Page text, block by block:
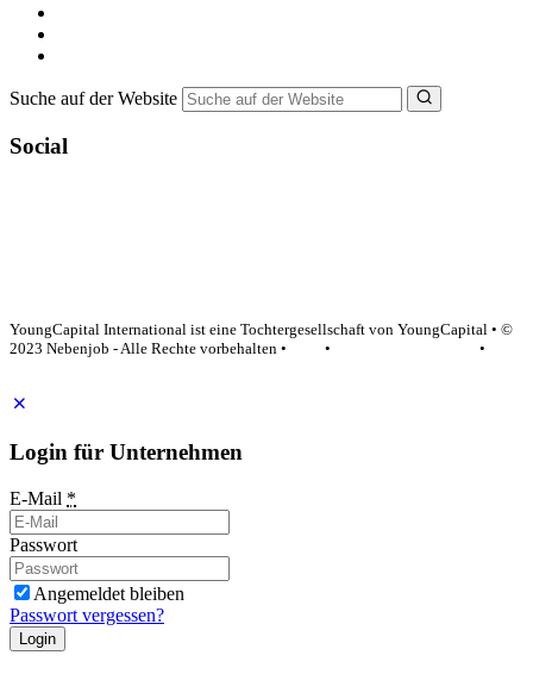
Suche auf der Website
Social
YoungCapital International ist eine Tochtergesellschaft von YoungCapital • ©
2023 Nebenjob - Alle Rechte vorbehalten •
•
•
Login für Unternehmen
E-Mail *
Passwort
Angemeldet bleiben
Passwort vergessen?
Login